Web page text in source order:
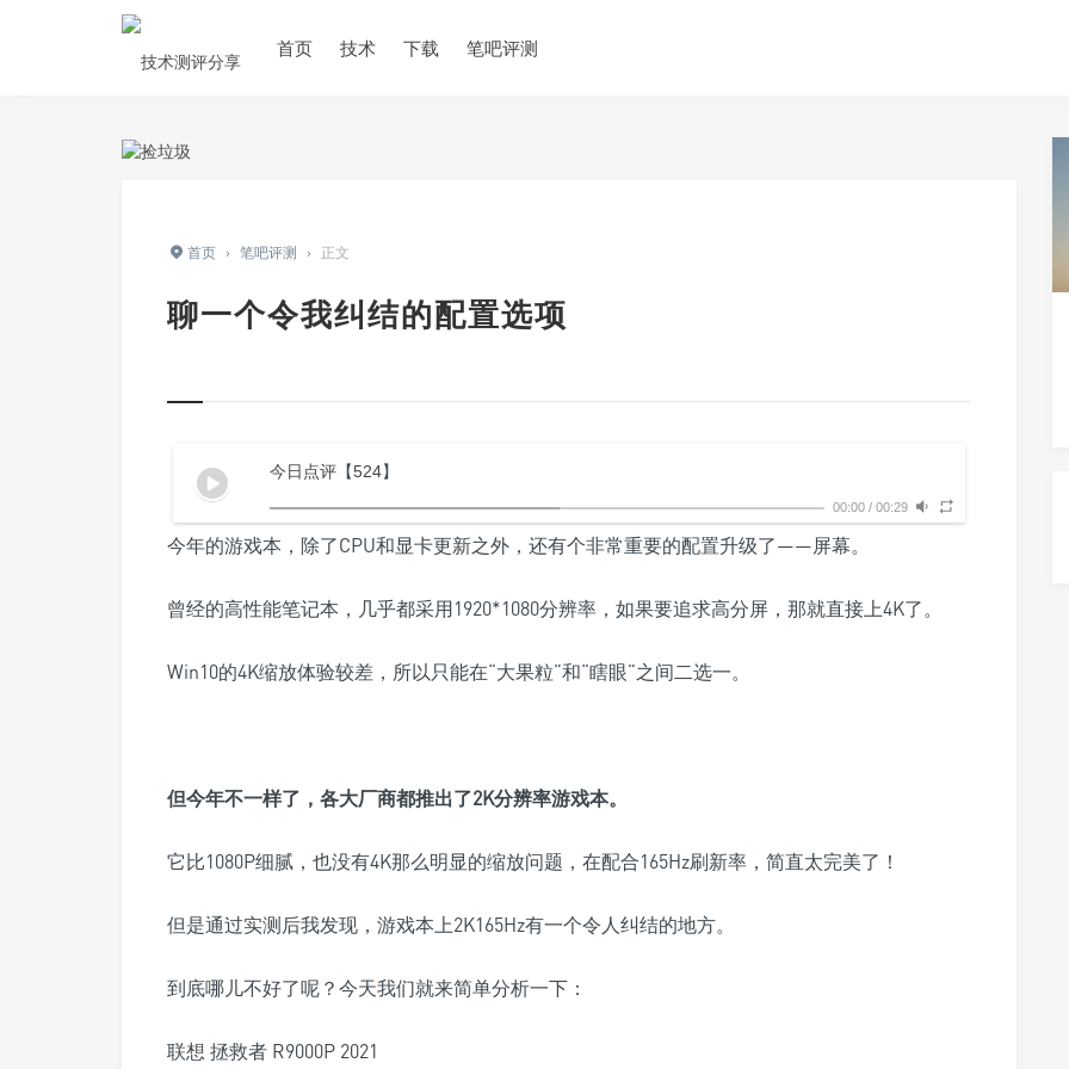
首页 技术 下载 笔吧评测
首页 › 笔吧评测 › 正文
聊一个令我纠结的配置选项
今日点评【524】
00:00 / 00:29
今年的游戏本，除了CPU和显卡更新之外，还有个非常重要的配置升级了——屏幕。
曾经的高性能笔记本，几乎都采用1920*1080分辨率，如果要追求高分屏，那就直接上4K了。
Win10的4K缩放体验较差，所以只能在“大果粒”和“瞎眼”之间二选一。
但今年不一样了，各大厂商都推出了2K分辨率游戏本。
它比1080P细腻，也没有4K那么明显的缩放问题，在配合165Hz刷新率，简直太完美了！
但是通过实测后我发现，游戏本上2K165Hz有一个令人纠结的地方。
到底哪儿不好了呢？今天我们就来简单分析一下：
联想 拯救者 R9000P 2021